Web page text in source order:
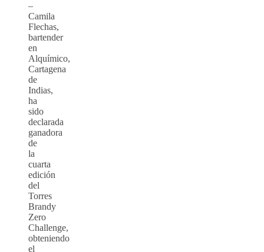
–
Camila
Flechas,
bartender
en
Alquímico,
Cartagena
de
Indias,
ha
sido
declarada
ganadora
de
la
cuarta
edición
del
Torres
Brandy
Zero
Challenge,
obteniendo
el